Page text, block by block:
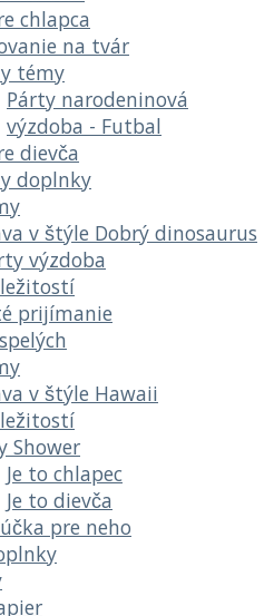
chlapca
na tvár
témy
Párty narodeninová
výzdoba - Futbal
dievča
doplnky
v štýle Dobrý dinosaurus
výzdoba
prijímanie
v štýle Hawaii
Shower
Je to chlapec
Je to dievča
pre neho